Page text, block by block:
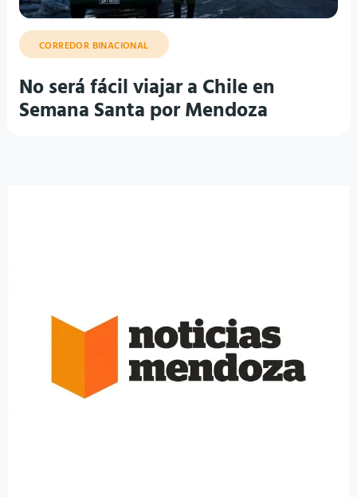
CORREDOR BINACIONAL
No será fácil viajar a Chile en
Semana Santa por Mendoza